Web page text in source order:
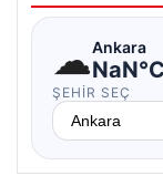
☁Ankara
NaN°C
ŞEHIR SEÇ